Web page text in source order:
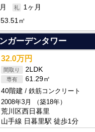
1ヶ月
53.51㎡
ガーデンタワー
32.0万円
2LDK
61.29㎡
40階建
鉄筋コンクリート
2008年3月
（築18年）
荒川区西日暮里
山手線 日暮里駅 徒歩1分